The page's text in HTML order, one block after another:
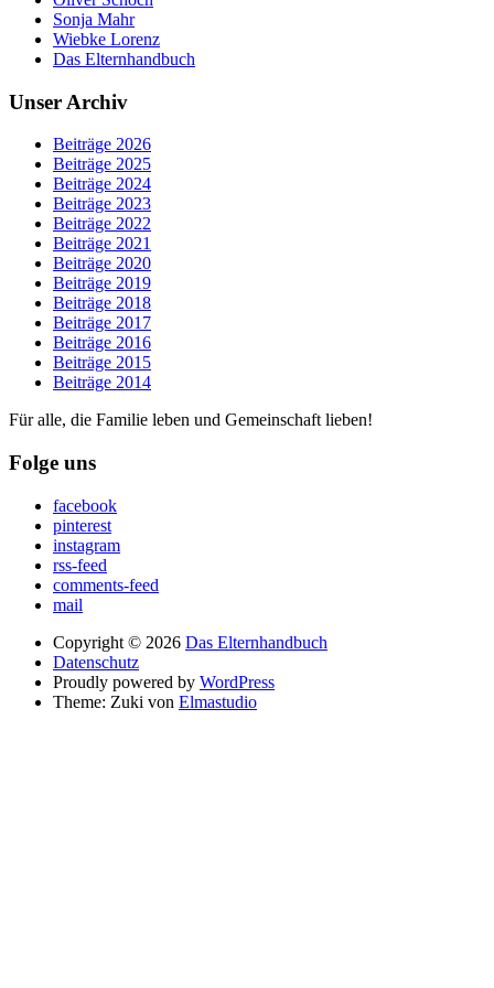
Sonja Mahr
Wiebke Lorenz
Das Elternhandbuch
Unser Archiv
Beiträge 2026
Beiträge 2025
Beiträge 2024
Beiträge 2023
Beiträge 2022
Beiträge 2021
Beiträge 2020
Beiträge 2019
Beiträge 2018
Beiträge 2017
Beiträge 2016
Beiträge 2015
Beiträge 2014
Für alle, die Familie leben und Gemeinschaft lieben!
Folge uns
facebook
pinterest
instagram
rss-feed
comments-feed
mail
Copyright © 2026 Das Elternhandbuch
Datenschutz
Proudly powered by WordPress
Theme: Zuki von Elmastudio